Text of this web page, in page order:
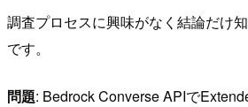
調査プロセスに興味がなく結論だけ
です。
問題: Bedrock Converse APIで